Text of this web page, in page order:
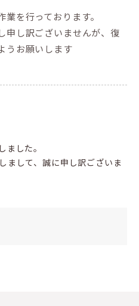
を行っております。
申し訳ございませんが、復
うお願いします
した。
まして、誠に申し訳ございま